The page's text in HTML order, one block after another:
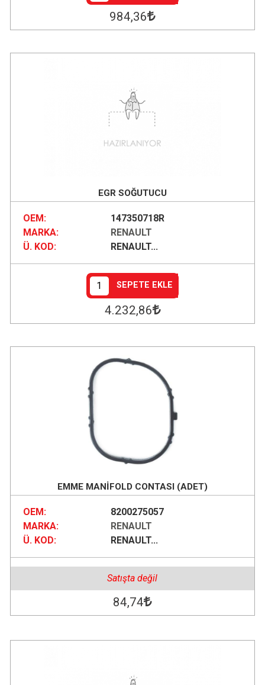
984,36
EGR SOĞUTUCU
OEM:
147350718R
MARKA:
RENAULT
Ü. KOD:
RENAULT...
SEPETE EKLE
4.232,86
EMME MANİFOLD CONTASI (ADET)
OEM:
8200275057
MARKA:
RENAULT
Ü. KOD:
RENAULT...
Satışta değil
84,74